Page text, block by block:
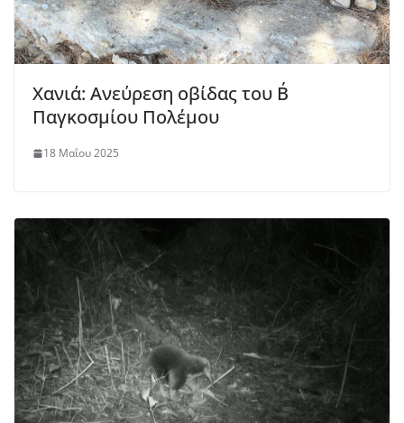
Χανιά: Ανεύρεση οβίδας του Β΄
Παγκοσμίου Πολέμου
18 Μαΐου 2025